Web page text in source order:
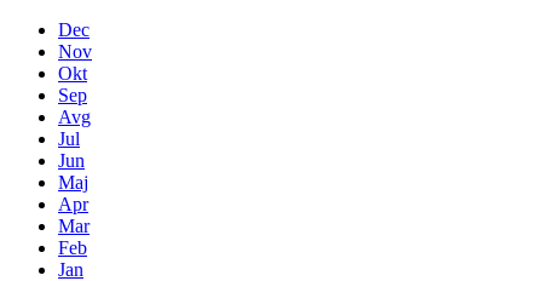
Dec
Nov
Okt
Sep
Avg
Jul
Jun
Maj
Apr
Mar
Feb
Jan